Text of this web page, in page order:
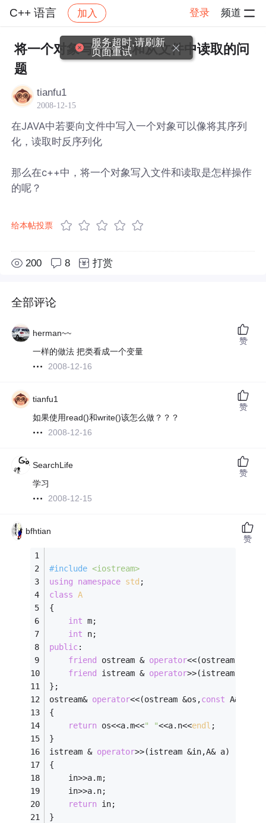
C++ 语言 加入 登录 频道
社区 C++ 语言 帖子详情
将一个对象写入文件和从文件中读取的问
题
tianfu1
2008-12-15
在JAVA中若要向文件中写入一个对象可以像将其序列
化，读取时反序列化
那么在c++中，将一个对象写入文件和读取是怎样操作
的呢？
给本帖投票
200 8 打赏
全部评论
herman~~
一样的做法 把类看成一个变量
2008-12-16
赞
tianfu1
如果使用read()和write()该怎么做？？？
2008-12-16
赞
SearchLife
学习
2008-12-15
赞
bfhtian
#include <iostream>
using
namespace std ;
class A
{
int m;
int n;
public:
friend
ostream & operator<<(ostream &os,
friend
istream & operator>>(istream
};
ostream& operator<<(ostream &os,const A&a)
{
return os<<a.m<<" "<<a.n<<endl ;
}
istream & operator>>(istream &in,A& a)
{
	in>>a.m;
	in>>a.n;
return in;
}
赞
服务超时,请刷新
页面重试